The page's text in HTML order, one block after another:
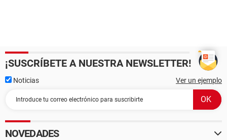
¡SUSCRÍBETE A NUESTRA NEWSLETTER!
Noticias Ver un ejemplo
NOVEDADES